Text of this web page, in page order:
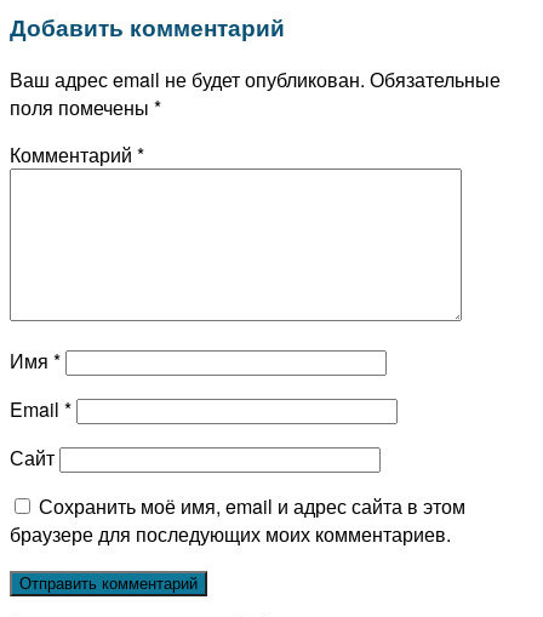
Добавить комментарий
Ваш адрес email не будет опубликован. Обязательные
поля помечены *
Комментарий *
Имя *
Email *
Сайт
Сохранить моё имя, email и адрес сайта в этом
браузере для последующих моих комментариев.